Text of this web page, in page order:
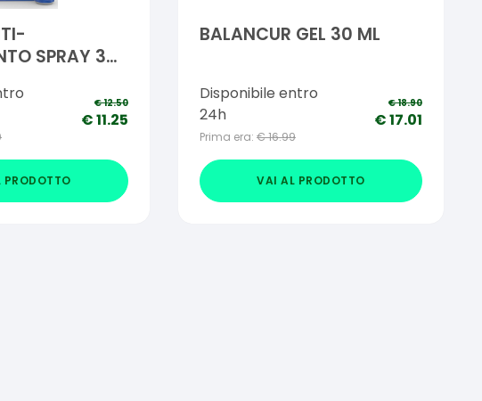
SPRAY 30
€12.50
€11.25
BALANCUR GEL 30 ML
Disponibile entro
24h
Prima era: €16.99
€18.90
€17.01
VAI AL PRODOTTO